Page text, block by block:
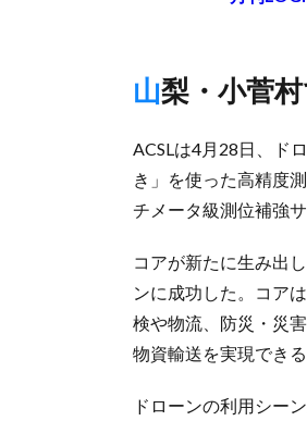
山梨・小菅
ACSLは4月28日、ド
き」を使った高精度
チメータ級測位補強
コアが新たに生み出
ンに成功した。コア
検や物流、防災・災
物資輸送を実現できる
ドローンの利用シー